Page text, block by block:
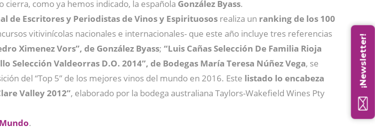
como ya hemos indicado, la española González Byass.
de Escritores y Periodistas de Vinos y Espirituosos realiza un ranking de los 100
vitivinícolas nacionales e internacionales- que este año incluye tres referencias
Ximenez Vors”, de González Byass; “Luis Cañas Selección De Familia Rioja
Selección Valdeorras D.O. 2014”, de Bodegas María Teresa Núñez Vega, se
del “Top 5” de los mejores vinos del mundo en 2016. Este listado lo encabeza
Valley 2012”, elaborado por la bodega australiana Taylors-Wakefield Wines Pty
.
¡Newsletter!